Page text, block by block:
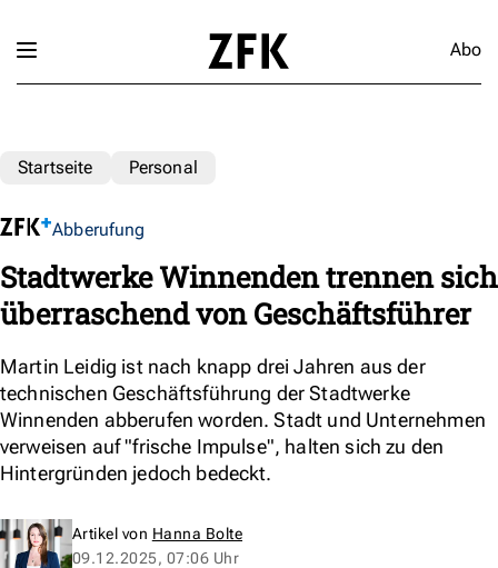
Abo
Startseite Personal
Abberufung
Stadtwerke Winnenden trennen sich
überraschend von Geschäftsführer
Martin Leidig ist nach knapp drei Jahren aus der
technischen Geschäftsführung der Stadtwerke
Winnenden abberufen worden. Stadt und Unternehmen
verweisen auf "frische Impulse", halten sich zu den
Hintergründen jedoch bedeckt.
Artikel von Hanna Bolte
09.12.2025, 07:06 Uhr